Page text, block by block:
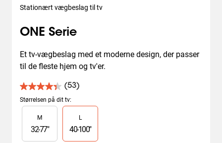
Stationært vægbeslag til tv
ONE Serie
Et tv-vægbeslag med et moderne design, der passer
til de fleste hjem og tv'er.
(53)
4.4
ud
af
stjerner.
53
Størrelsen på dit tv:
Slide 1 of 2
M
32-77"
L
40-100"